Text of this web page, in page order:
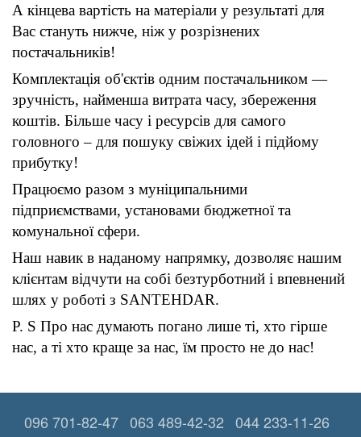
А кінцева вартість на матеріали у результаті для
Вас стануть нижче, ніж у розрізнених
постачальників!
Комплектація об'єктів одним постачальником ―
зручність, найменша витрата часу, збереження
коштів. Більше часу і ресурсів для самого
головного – для пошуку свіжих ідей і підйому
прибутку!
Працюємо разом з муніципальними
підприємствами, установами бюджетної та
комунальної сфери.
Наш навик в наданому напрямку, дозволяє нашим
клієнтам відчути на собі безтурботний і впевнений
шлях у роботі з SANTEHDAR.
P. S Про нас думають погано лише ті, хто гірше
нас, а ті хто краще за нас, їм просто не до нас!
096 701-82-47 063 489-42-32 044 233-11-26